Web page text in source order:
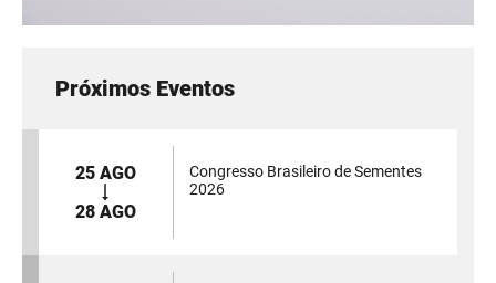
Próximos Eventos
25 AGO
28 AGO
Congresso Brasileiro de Sementes
2026